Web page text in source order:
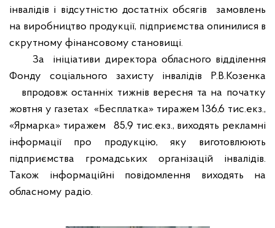
інвалідів і відсутністю достатніх обсягів
замовлень
на виробництво продукції, підприємства опинилися в
скрутному фінансовому становищі.
За
ініціативи директора обласного відділення
Фонду соціального захисту інвалідів Р.В.Козенка
впродовж останніх тижнів вересня та на початку
жовтня у газетах «Бесплатка» тиражем 136,6 тис.екз.,
«Ярмарка» тиражем
85,9 тис.екз., виходять рекламні
інформації про продукцію, яку виготовлюють
підприємства громадських організацій інвалідів.
Також інформаційні повідомлення виходять на
обласному радіо.